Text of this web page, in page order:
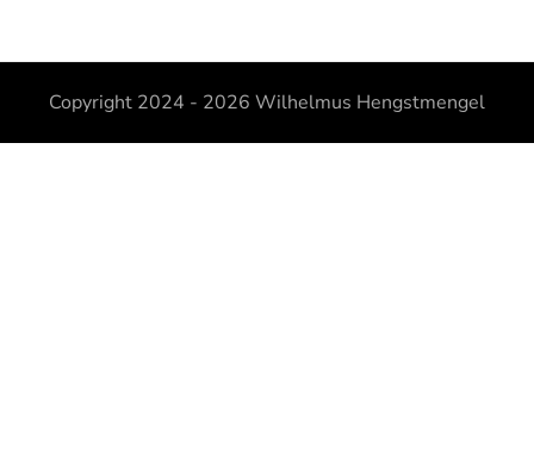
Copyright 2024 - 2026 Wilhelmus Hengstmengel